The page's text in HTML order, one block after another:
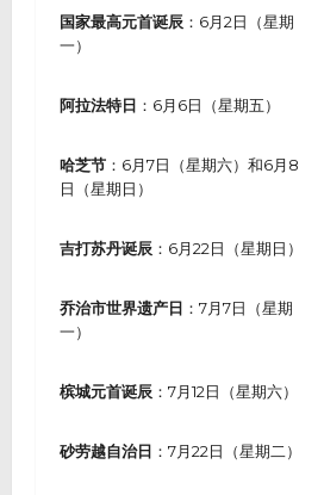
国家最高元首诞辰 ：6月2日（星期
一）
阿拉法特日 ：6月6日（星期五）
哈芝节 ：6月7日（星期六）和6月8
日（星期日）
吉打苏丹诞辰 ：6月22日（星期日）
乔治市世界遗产日 ：7月7日（星期
一）
槟城元首诞辰 ：7月12日（星期六）
砂劳越自治日 ：7月22日（星期二）